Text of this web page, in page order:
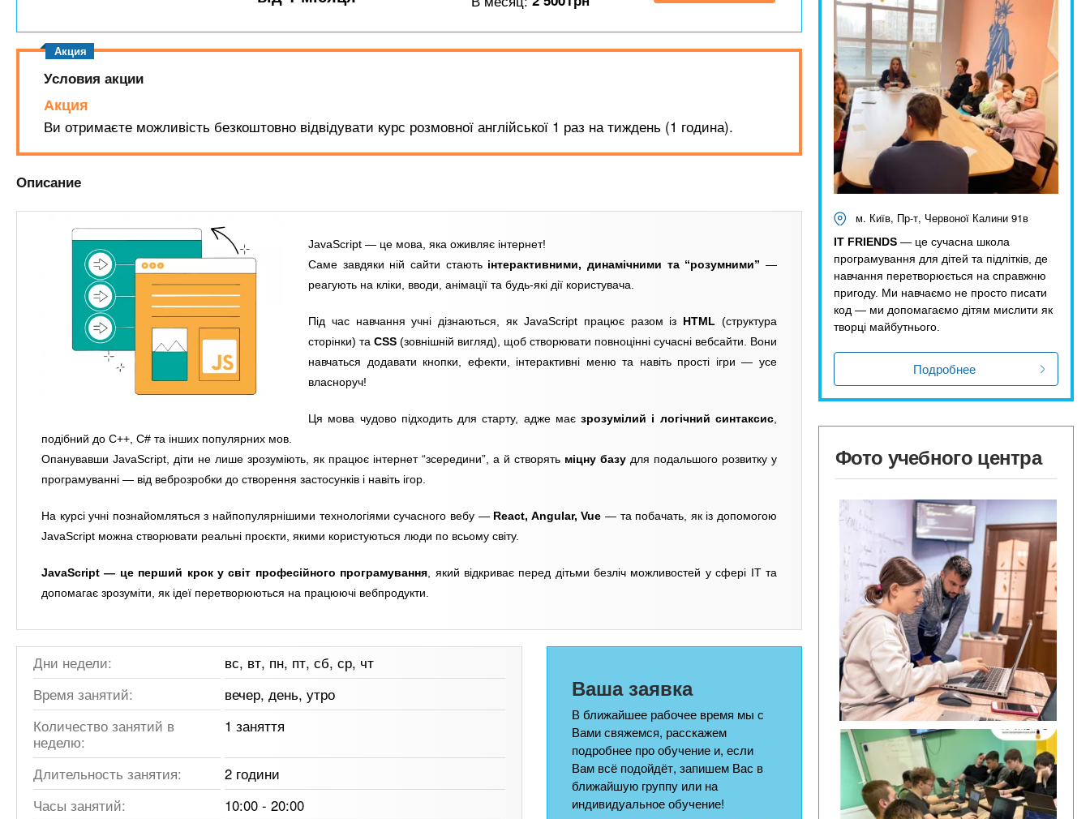
n
t
.
i
з
а
е
н
и
й
Условия акции
Акция
Ви отримаєте можливість безкоштовно відвідувати курс розмовної англійської 1 раз на тиждень (1 година).
Описание
JavaScript — це мова, яка оживляє інтернет!
Саме завдяки ній сайти стають інтерактивними, динамічними та “розумними” —
реагують на кліки, вводи, анімації та будь-які дії користувача.
Під час навчання учні дізнаються, як JavaScript працює разом із HTML (структура
сторінки) та CSS (зовнішній вигляд), щоб створювати повноцінні сучасні вебсайти. Вони
навчаться додавати кнопки, ефекти, інтерактивні меню та навіть прості ігри — усе
власноруч!
Ця мова чудово підходить для старту, адже маєзрозумілий і логічний синтаксис
подібний до C++, C# та інших популярних мов.
Опанувавши JavaScript, діти не лише зрозуміють, як працює інтернет “зсередини”, а й створять міцну базу для подальшого розвитку у
програмуванні — від веброзробки до створення застосунків і навіть ігор.
На курсі учні познайомляться з найпопулярнішими технологіями сучасного вебу — React, Angular, Vue — та побачать, як із допомогою
JavaScript можна створювати реальні проєкти, якими користуються люди по всьому світу.
JavaScript — це перший крок у світ професійного програмування , який відкриває перед дітьми безліч можливостей у сфері IT та
допомагає зрозуміти, як ідеї перетворюються на працюючі вебпродукти.
Дни недели:
вс, вт, пн, пт, сб, ср, чт
Время занятий:
вечер, день, утро
Количество занятий в
неделю:
1 заняття
Длительность занятия:
2 години
Часы занятий:
10:00 - 20:00
Ваша заявка
В ближайшее рабочее время мы с
Вами свяжемся, расскажем
подробнее про обучение и, если
Вам всё подойдёт, запишем Вас в
ближайшую группу или на
индивидуальное обучение!
м. Київ, Пр-т, Червоної Калини 91в
IT FRIENDS — це сучасна школа
програмування для дітей та підлітків, де
навчання перетворюється на справжню
пригоду. Ми навчаємо не просто писати
код — ми допомагаємо дітям мислити як
творці майбутнього.
Подробнее
Фото учебного центра